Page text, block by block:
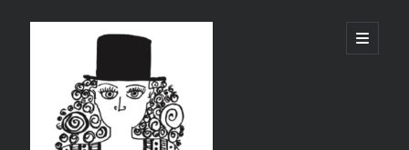
öppna
primär